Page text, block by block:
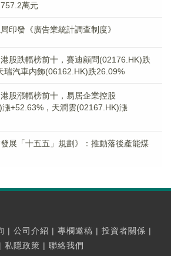
萬元
印發《廣告業統計調查制度》
港股跌幅榜前十，賽迪顧問(02176.HK)跌
瑞汽車内飾(06162.HK)跌26.09%
港股漲幅榜前十，易居企業控股
漲+52.63%，天潤雲(02167.HK)漲
發展「十五五」規劃》：推動落後產能煤
| 公司介紹 | 專欄邀稿 | 投資者關係 |
| 私隱政策 | 聯絡我們